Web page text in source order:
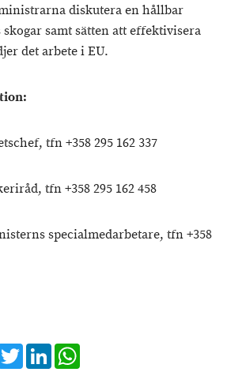
diskutera en hållbar
samt sätten att effektivisera
det arbete i EU.
tfn +358 295 162 337
tfn +358 295 162 458
specialmedarbetare, tfn +358
TwitterLinkedIn